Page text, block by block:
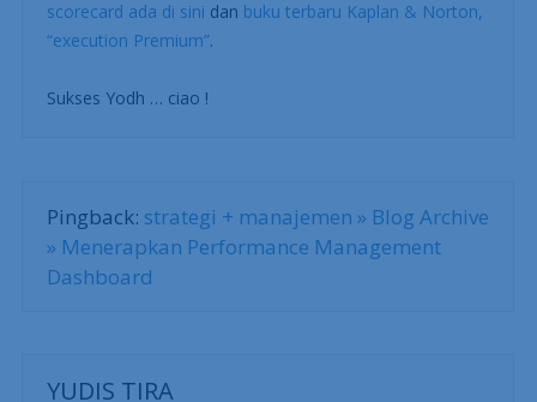
JULY 23, 2008 AT 10:26 AM
“execution Premium”
Sukses Yodh … ciao !
Pingback:strategi + manajemen » Blog Archive